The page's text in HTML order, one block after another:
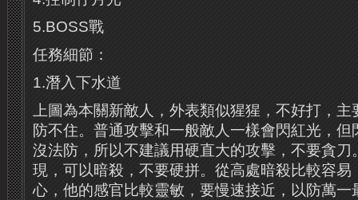
5.BOSS戰
任務細節：
1.潛入下水道
上圖為本關新敵人，外表類似猩猩，不好打，
防不住。普通攻擊和一般敵人一樣會閃紅光，
沒法防，所以不建議用硬直大的攻擊，不要貪刀
現，可以暗殺，不要硬拼。從高處暗殺比較容易
心，他的感官比較靈敏，要慢速接近，以防萬